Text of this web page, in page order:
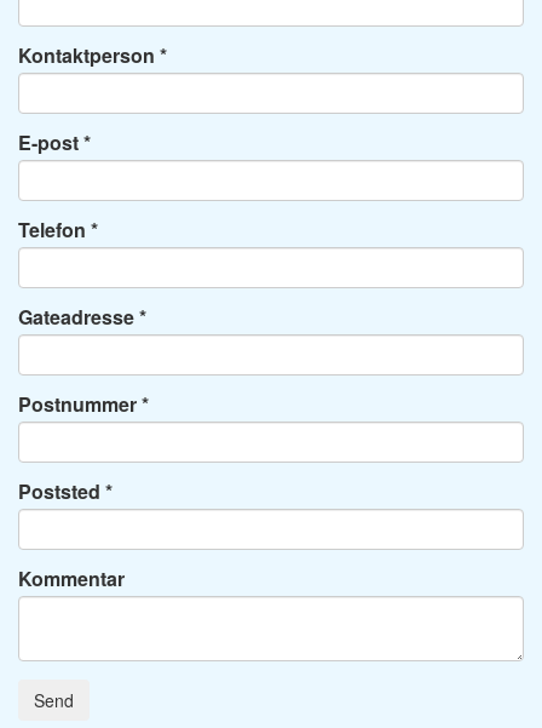
Kontaktperson
E-post
Telefon
Gateadresse
Postnummer
Poststed
Kommentar
Send